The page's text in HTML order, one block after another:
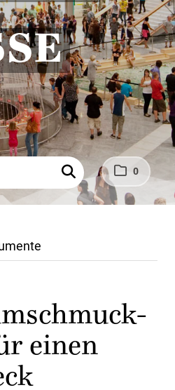
0
einen